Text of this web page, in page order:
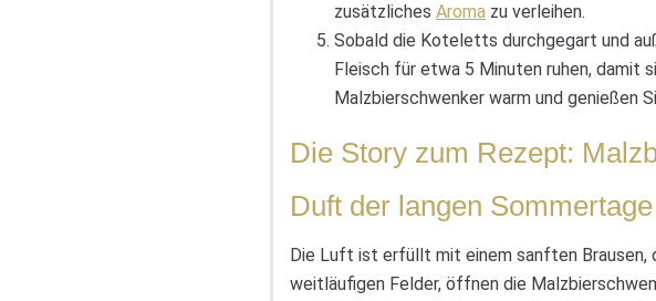
zusätzliches Aroma zu verleihen.
Sobald die Koteletts durchgegart und
Fleisch für etwa 5 Minuten ruhen, damit
Malzbierschwenker warm und genießen
Die Story zum Rezept:
Duft der langen Sommertage
Die Luft ist erfüllt mit einem sanften Brausen,
weitläufigen Felder, öffnen die